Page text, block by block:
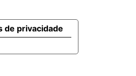
de privacidade